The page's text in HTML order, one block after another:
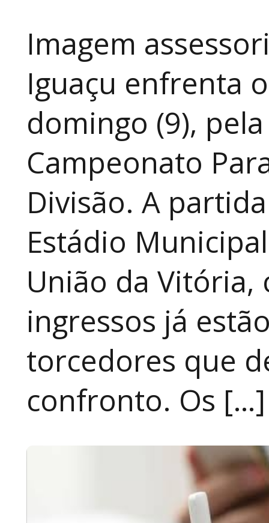
Imagem
Iguaçu enfrenta
domingo (9),
Campeonato
Divisão. A
Estádio
União da Vitória,
ingressos já
torcedores que
confronto. Os […]